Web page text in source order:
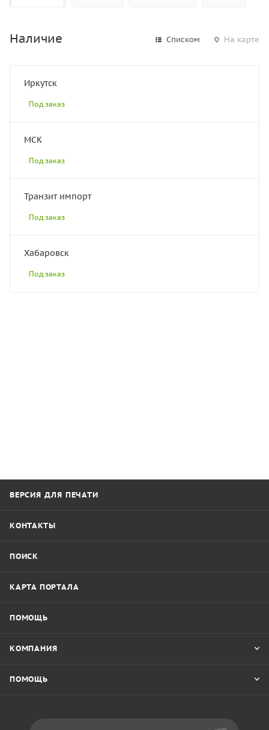
Наличие Списком На карте
Иркутск
Под заказ
МСК
Под заказ
Транзит импорт
Под заказ
Хабаровск
Под заказ
ВЕРСИЯ ДЛЯ ПЕЧАТИ
КОНТАКТЫ
ПОИСК
КАРТА ПОРТАЛА
ПОМОЩЬ
КОМПАНИЯ
ПОМОЩЬ